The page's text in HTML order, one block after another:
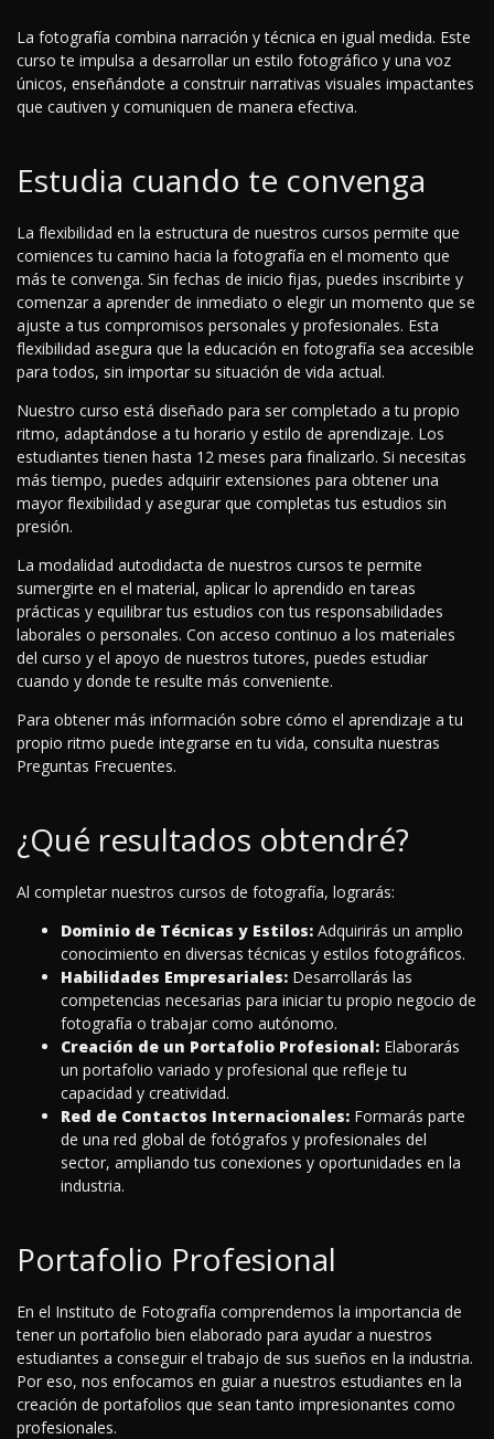
La fotografía combina narración y técnica en igual medida. Este
curso te impulsa a desarrollar un estilo fotográfico y una voz
únicos, enseñándote a construir narrativas visuales impactantes
que cautiven y comuniquen de manera efectiva.
Estudia cuando te convenga
La flexibilidad en la estructura de nuestros cursos permite que
comiences tu camino hacia la fotografía en el momento que
más te convenga. Sin fechas de inicio fijas, puedes inscribirte y
comenzar a aprender de inmediato o elegir un momento que se
ajuste a tus compromisos personales y profesionales. Esta
flexibilidad asegura que la educación en fotografía sea accesible
para todos, sin importar su situación de vida actual.
Nuestro curso está diseñado para ser completado a tu propio
ritmo, adaptándose a tu horario y estilo de aprendizaje. Los
estudiantes tienen hasta 12 meses para finalizarlo. Si necesitas
más tiempo, puedes adquirir extensiones para obtener una
mayor flexibilidad y asegurar que completas tus estudios sin
presión.
La modalidad autodidacta de nuestros cursos te permite
sumergirte en el material, aplicar lo aprendido en tareas
prácticas y equilibrar tus estudios con tus responsabilidades
laborales o personales. Con acceso continuo a los materiales
del curso y el apoyo de nuestros tutores, puedes estudiar
cuando y donde te resulte más conveniente.
Para obtener más información sobre cómo el aprendizaje a tu
propio ritmo puede integrarse en tu vida, consulta nuestras
Preguntas Frecuentes.
¿Qué resultados obtendré?
Al completar nuestros cursos de fotografía, lograrás:
Dominio de Técnicas y Estilos: Adquirirás un amplio
conocimiento en diversas técnicas y estilos fotográficos.
Habilidades Empresariales: Desarrollarás las
competencias necesarias para iniciar tu propio negocio de
fotografía o trabajar como autónomo.
Creación de un Portafolio Profesional: Elaborarás
un portafolio variado y profesional que refleje tu
capacidad y creatividad.
Red de Contactos Internacionales: Formarás parte
de una red global de fotógrafos y profesionales del
sector, ampliando tus conexiones y oportunidades en la
industria.
Portafolio Profesional
En el Instituto de Fotografía comprendemos la importancia de
tener un portafolio bien elaborado para ayudar a nuestros
estudiantes a conseguir el trabajo de sus sueños en la industria.
Por eso, nos enfocamos en guiar a nuestros estudiantes en la
creación de portafolios que sean tanto impresionantes como
profesionales.